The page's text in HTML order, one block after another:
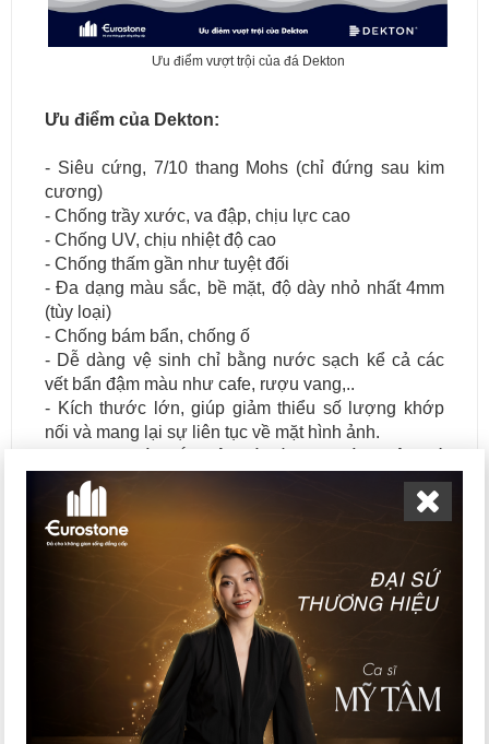
Ưu điểm vượt trội của đá Dekton
Ưu điểm của Dekton:
- Siêu cứng, 7/10 thang Mohs (chỉ đứng sau kim
cương)
- Chống trầy xước, va đập, chịu lực cao
- Chống UV, chịu nhiệt độ cao
- Chống thấm gần như tuyệt đối
- Đa dạng màu sắc, bề mặt, độ dày nhỏ nhất 4mm
(tùy loại)
- Chống bám bẩn, chống ố
- Dễ dàng vệ sinh chỉ bằng nước sạch kể cả các
vết bẩn đậm màu như cafe, rượu vang,..
- Kích thước lớn, giúp giảm thiểu số lượng khớp
nối và mang lại sự liên tục về mặt hình ảnh.
bề mặt Mat chống trơn trượt tốt dành cho phòng
tắm),… thích hợp với mọi phong cách kiến trúc.
- Chống axit, chống cháy, không phai màu, giữ
vững vẻ đẹp với thời gian
- Đáp ứng các tiêu chuẩn quốc tế về An toàn sức
khỏe và thân thiện với môi trường như NSF, ISO
9001, ISO 14001, Greenguard Volatiles, BBA, ETA,
Nhược điểm:Giá thành một số sản phẩm có phần
cao hơn so với các loại đá nhân tạo khác.